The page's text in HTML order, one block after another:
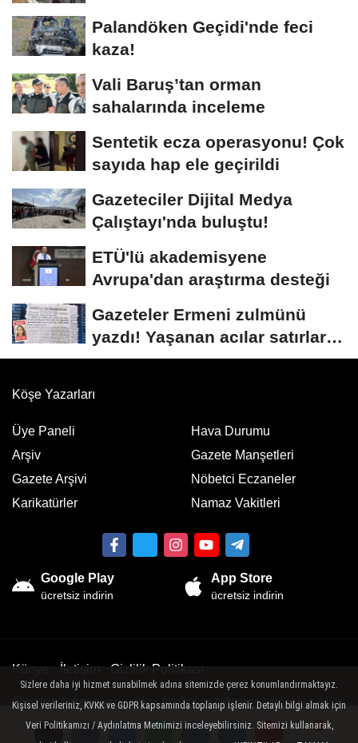
Palandöken Geçidi'nde feci
kaza!
Vali Baruş’tan orman
sahalarında inceleme
Sentetik ecza operasyonu! Çok
sayıda hap ele geçirildi
Gazeteciler Dijital Medya
Çalıştayı'nda buluştu!
ETÜ'lü akademisyene
Avrupa'dan araştırma desteği
Gazeteler Ermeni zulmünü
yazdı! Yaşanan acılar satırlara
böyle...
Köşe Yazarları
Üye Paneli
Arşiv
Gazete Arşivi
Karikatürler
Hava Durumu
Gazete Manşetleri
Nöbetci Eczaneler
Namaz Vakitleri
Google Play
ücretsiz indirin
App Store
ücretsiz indirin
Künye İletişim Gizlilik Politikası
Sitemizde bulunan yazı , video, fotoğraf ve haberlerin her hakkı saklıdır.
Sizlere daha iyi hizmet sunabilmek adına sitemizde çerez konumlandırmaktayız.
Kişisel verileriniz, KVKK ve GDPR kapsamında toplanıp işlenir. Detaylı bilgi almak için
Veri Politikamızı / Aydınlatma Metnimizi inceleyebilirsiniz. Sitemizi kullanarak,